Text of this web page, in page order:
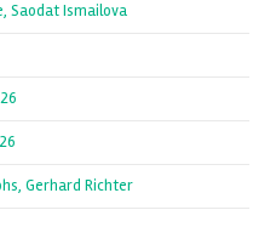
Saodat Ismailova
Gerhard Richter